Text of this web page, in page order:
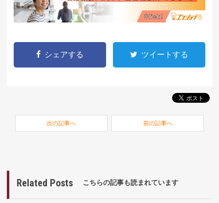
シェアする ツイートする
次の記事へ 前の記事へ
Related Posts こちらの記事も読まれています